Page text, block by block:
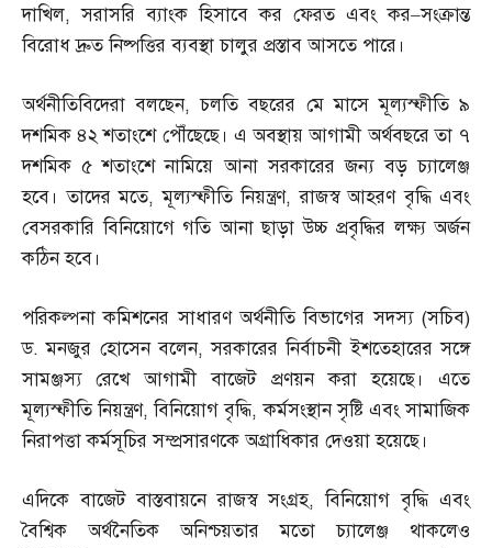
দাখিল,সরাসরি ব্যাংক হিসাবে কর ফেরত এবং কর–সংক্রান্ত
বিরোধ দ্রুত নিষ্পত্তির ব্যবস্থা চালুর প্রস্তাব আসতে পারে।
অর্থনীতিবিদেরা বলছেন,চলতি বছরের মে মাসে মূল্যস্ফীতি ৯
দশমিক ৪২ শতাংশে পৌঁছেছে। এ অবস্থায় আগামী অর্থবছরে তা ৭
দশমিক ৫ শতাংশে নামিয়ে আনা সরকারের জন্য বড় চ্যালেঞ্জ
হবে। তাদের মতে,মূল্যস্ফীতি নিয়ন্ত্রণ,রাজস্ব আহরণ বৃদ্ধি এবং
বেসরকারি বিনিয়োগে গতি আনা ছাড়া উচ্চ প্রবৃদ্ধির লক্ষ্য অর্জন
কঠিন হবে।
পরিকল্পনা কমিশনের সাধারণ অর্থনীতি বিভাগের সদস্য (সচিব)
ড.মনজুর হোসেন বলেন,সরকারের নির্বাচনী ইশতেহারের সঙ্গে
সামঞ্জস্য রেখে আগামী বাজেট প্রণয়ন করা হয়েছে। এতে
মূল্যস্ফীতি নিয়ন্ত্রণ,বিনিয়োগ বৃদ্ধি,কর্মসংস্থান সৃষ্টি এবং সামাজিক
নিরাপত্তা কর্মসূচির সম্প্রসারণকে অগ্রাধিকার দেওয়া হয়েছে।
এদিকে বাজেট বাস্তবায়নে রাজস্ব সংগ্রহ,বিনিয়োগ বৃদ্ধি এবং
বৈশ্বিক অর্থনৈতিক অনিশ্চয়তার মতো চ্যালেঞ্জ থাকলেও